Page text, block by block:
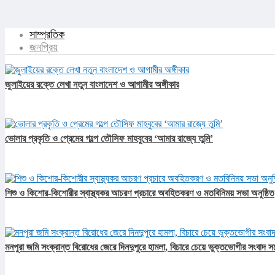
সাম্প্রতিক
জনপ্রিয়
জুলাইয়ের রক্তে লেখা নতুন বাংলাদেশ ও আগামীর অঙ্গীকার​
ভোলার প্রকৃতি ও প্রেমের গল্পে তৌসিফ মাহবুবের ‘আমার রাজ্যে তুমি’
শিশু ও কিশোর-কিশোরীর স্বাস্থ্যকর আচরণ প্রচারে অবহিতকরণ ও মতবিনিময় সভা অনুষ্ঠিত
মনপুরা জমি সংক্রান্ত বিরোধের জেরে দিনদুপুরে হামলা, বিচারে চেয়ে ভুক্তভোগীর সংবাদ